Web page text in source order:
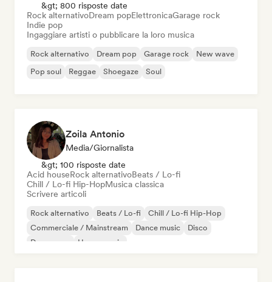
&gt; 800 risposte date
Rock alternativoDream popElettronicaGarage rock
Indie pop
Ingaggiare artisti o pubblicare la loro musica
Rock alternativo Dream pop Garage rock
New wave
Pop soul
Reggae Shoegaze Soul
Zoila Antonio
Media/Giornalista
&gt; 100 risposte date
Acid houseRock alternativoBeats / Lo-fi
Chill / Lo-fi Hip-HopMusica classica
Scrivere articoli
Rock alternativo Beats / Lo-fi
Chill / Lo-fi Hip-Hop
Commerciale / Mainstream
Dance music
Disco
Dream pop
House music